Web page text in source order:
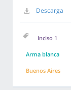
Descarga
Inciso 1
Arma blanca
Buenos Aires